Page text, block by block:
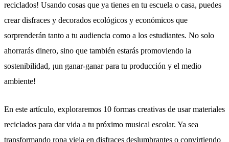
reciclados! Usando cosas que ya tienes en tu escuela o casa, puedes
crear disfraces y decorados ecológicos y económicos que
sorprenderán tanto a tu audiencia como a los estudiantes. No solo
ahorrarás dinero, sino que también estarás promoviendo la
sostenibilidad, ¡un ganar-ganar para tu producción y el medio
ambiente!
En este artículo, exploraremos 10 formas creativas de usar materiales
reciclados para dar vida a tu próximo musical escolar. Ya sea
transformando ropa vieja en disfraces deslumbrantes o convirtiendo